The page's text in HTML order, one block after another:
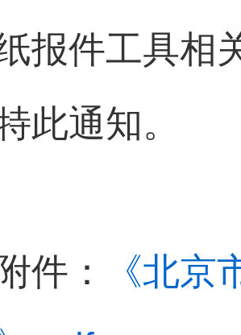
报件工具相
此通知。
附件：
《北